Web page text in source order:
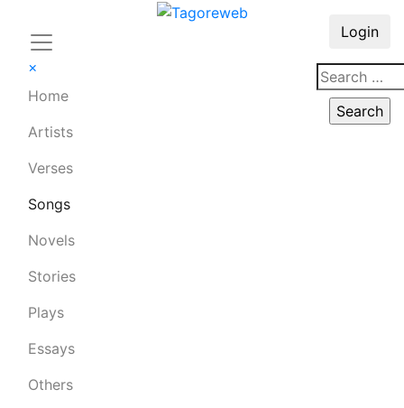
×
Home
Artists
Verses
Songs
Novels
Stories
Plays
Essays
Others
Login